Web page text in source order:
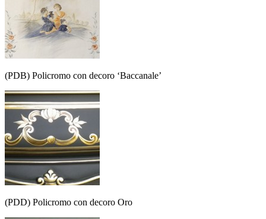
(PDB) Policromo con decoro ‘Baccanale’
(PDD) Policromo con decoro Oro